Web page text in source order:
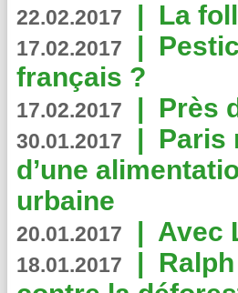
22.02.2017 | La
17.02.2017 |
français ?
17.02.2017 | Près
30.01.2017 | Paris
d’une
urbaine
20.01.2017 | Avec
18.01.2017 |